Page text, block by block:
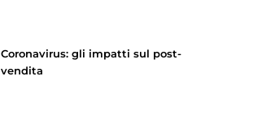
Coronavirus: gli impatti sul post-
vendita